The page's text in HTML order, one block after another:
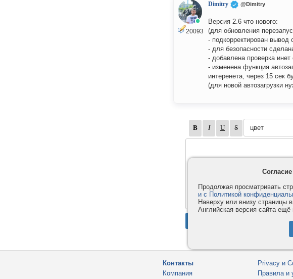
20093
Dimitry @Dimitry
Версия 2.6 что нового:
(для обновления
- подкорректирован вывод
- для безопасности
- добавлена проверка
- изменена функция
интеренета, через 15 сек
(для новой автозагрузки
Контакты
Компания
Privacy и
Правила и
Продолжая просматривать
и с Политикой
Наверху или внизу страницы
Английская версия сайта